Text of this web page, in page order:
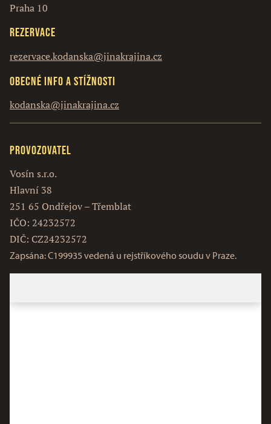
Praha 10
Rezervace
rezervace.kodanska@jinakrajina.cz
Obecné info a stížnosti
kodanska@jinakrajina.cz
Provozovatel
Vosín s.r.o.
Hlavní 38
251 65 Ondřejov – Třemblat
IČO: 24232572
DIČ: CZ24232572
Zapsána: C199935 vedená u rejstříkového soudu v Praze.